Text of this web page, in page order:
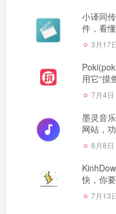
小译同
件，看
3月17
用它“摸
7月4日
墨灵音
网站，
8月8日
快，你
7月13